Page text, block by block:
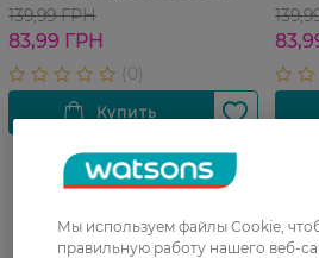
139,99 ГРН
83,99 ГРН
Мы используем файлы Cookie,
правильную работу нашего веб-